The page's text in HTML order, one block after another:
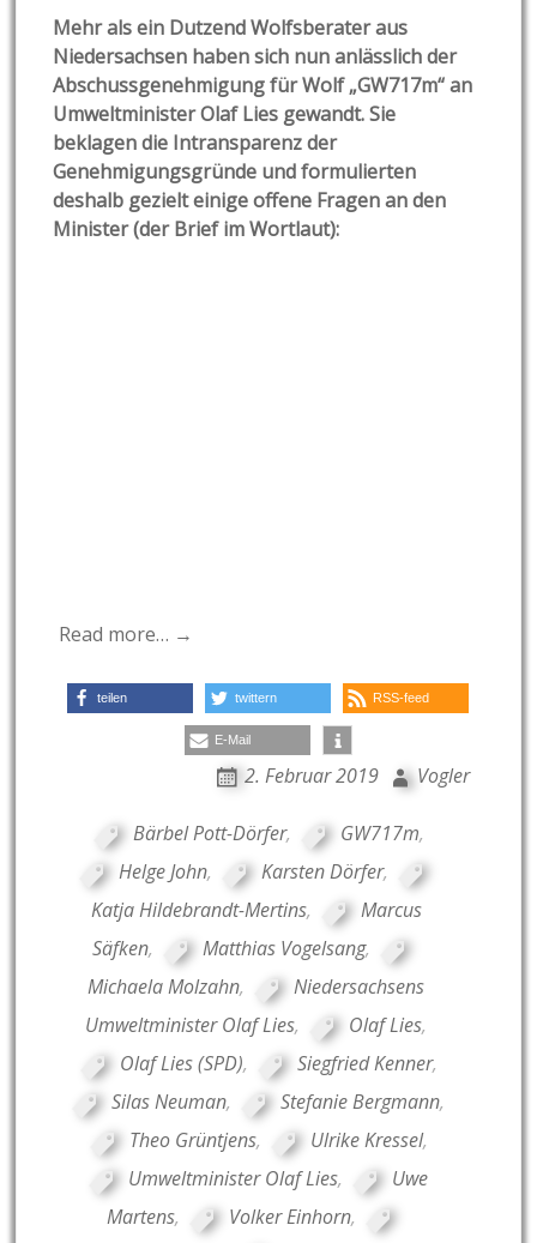
Mehr als ein Dutzend Wolfsberater aus
Niedersachsen haben sich nun anlässlich der
Abschussgenehmigung für Wolf „GW717m“ an
Umweltminister Olaf Lies gewandt. Sie
beklagen die Intransparenz der
Genehmigungsgründe und formulierten
deshalb gezielt einige offene Fragen an den
Minister (der Brief im Wortlaut):
Read more… →
teilen twittern RSS-feed
E-Mail
2. Februar 2019 Vogler
Bärbel Pott-Dörfer, GW717m,
Helge John, Karsten Dörfer,
Katja Hildebrandt-Mertins,
Marcus
Säfken, Matthias Vogelsang,
Michaela Molzahn,
Niedersachsens
Umweltminister Olaf Lies, Olaf Lies,
Olaf Lies (SPD), Siegfried Kenner,
Silas Neuman, Stefanie Bergmann,
Theo Grüntjens, Ulrike Kressel,
Umweltminister Olaf Lies,
Uwe
Martens, Volker Einhorn,